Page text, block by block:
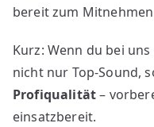
bereit zum
Kurz: Wenn du bei
nicht nur Top-Sound,
Profiqualität–
einsatzbereit.